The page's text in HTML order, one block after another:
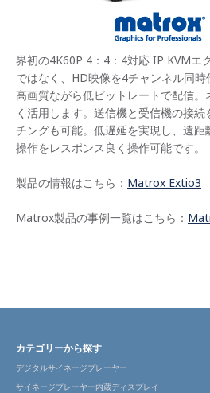
界初の4K60P 4：4：4対応 IP KVMエ
ではなく、HD映像を4チャンネル同時
高画質ながら低ビットレートで配信。
く活用します。送信機と受信機の接
チングも可能。低遅延を実現し、遠距
操作をレスポンス良く操作可能です。
製品の情報はこちら： Matrox Extio3
Matrox製品の事例一覧はこちら：
カテゴリーから探す
デジタルサイネージプレーヤー
サイネージプレーヤー内蔵ディスプレイ